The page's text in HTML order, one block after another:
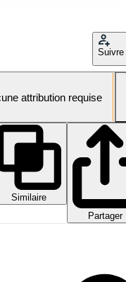
Suivre
attribution requise
Similaire
Partager